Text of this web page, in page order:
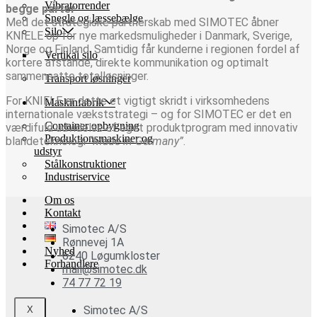
Vibratorrender
Snegle og læssebælge
Silo
Vertikal silo
Transport løsninger
Maskinfabrik
Container opbygning
Produktionsmaskiner og
udstyr
Stålkonstruktioner
Industriservice
Om os
Kontakt
Nyhed
Forhandlere
X
begge parter
Med det strategiske partnerskab med SIMOTEC åbner
KNIELE op for nye markedsmuligheder i Danmark, Sverige,
Norge og Finland. Samtidig får kunderne i regionen fordel af
kortere afstande, direkte kommunikation og optimalt
sammensatte totalløsninger.
For KNIELE er dette et vigtigt skridt i virksomhedens
internationale vækststrategi – og for SIMOTEC er det en
værdifuld udvidelse af eget produktprogram med innovativ
blandeteknologi“Made in Germany”.
Simotec A/S
Rønnevej 1A
6240 Løgumkloster
mail@simotec.dk
74 77 72 19
Simotec A/S